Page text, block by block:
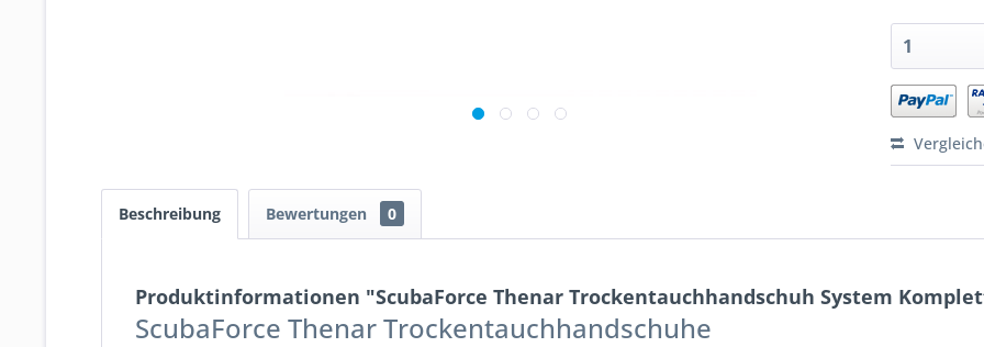
Beschreibung Bewertungen 0
Produktinformationen "ScubaForce Thenar Trockentauchhandschuh System
ScubaForce Thenar Trockentauchhandschuhe